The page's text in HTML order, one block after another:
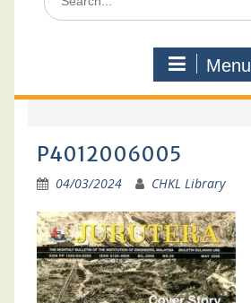
for:
Menu
P4012006005
04/03/2024 CHKL Library